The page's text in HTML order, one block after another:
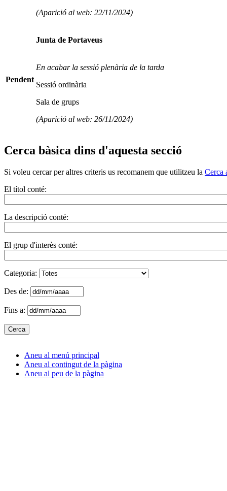
(Aparició al web: 22/11/2024)
Pendent
Junta de Portaveus
En acabar la sessió plenària de la tarda
Sessió ordinària
Sala de grups
(Aparició al web: 26/11/2024)
Cerca bàsica dins d'aquesta secció
Si voleu cercar per altres criteris us recomanem que utilitzeu la Cerca
El títol conté:
La descripció conté:
El grup d'interès conté:
Categoria:
Des de:
Fins a:
Aneu al menú principal
Aneu al contingut de la pàgina
Aneu al peu de la pàgina